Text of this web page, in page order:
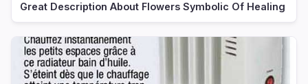
Great Description About Flowers Symbolic Of Healing